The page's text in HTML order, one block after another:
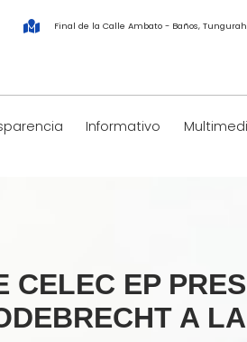
Final de la Calle Ambato - Baños,
Informativo
EP
A